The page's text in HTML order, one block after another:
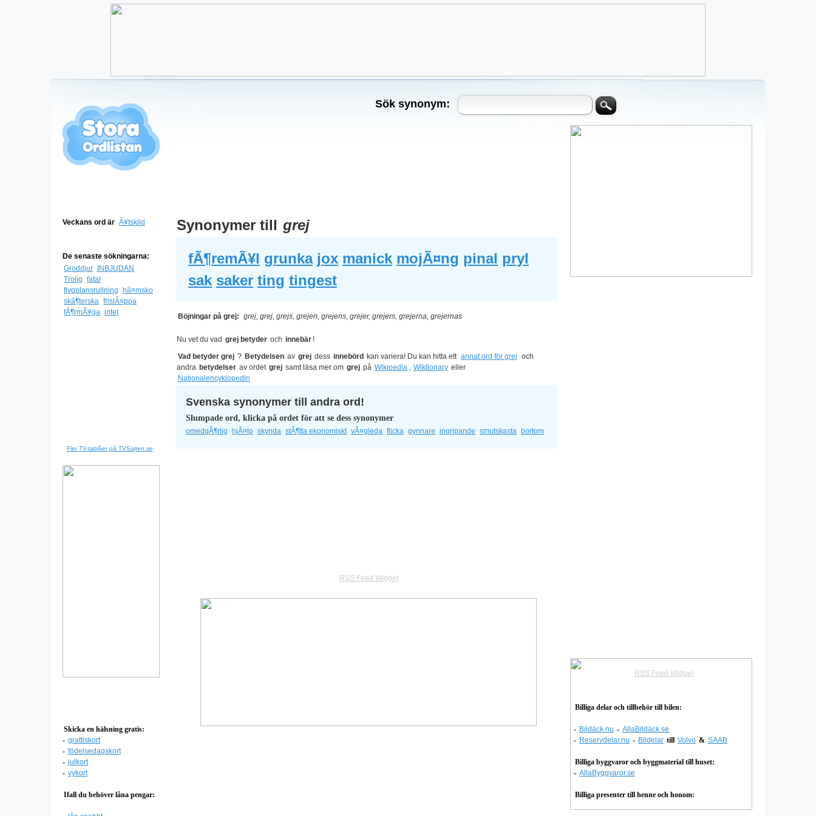
Veckans ord är Ã¥tskild
De senaste sökningarna:
Groddjur
INBJUDAN
Trolig fatal
flygplansrullning
hã¤msko
skã¶terska frislÃ¤ppa
fÃ¶rmÃ¥ga intet
Fler TV-tablåer på TVSajten.se
Skicka en hälsning gratis:
- grattiskort
- födelsedagskort
- julkort
- vykort
Ifall du behöver låna pengar:
RSS Feed Widget
Billiga delar och tillbehör till bilen:
- Bildäck.nu - AllaBildäck.se
- Reservdelar.nu - Bildelar till Volvo & SAAB
Billiga byggvaror och byggmaterial till huset:
- AllaByggvaror.se
Billiga presenter till henne och honom:
Sök synonym:
Synonymer till grej
fÃ¶remÃ¥l grunka jox manick mojÃ¤ng pinal pryl
sak saker ting tingest
Böjningar på grej: grej, grej, grejs, grejen, grejens, grejer, grejers, grejerna, grejernas
Nu vet du vad grej betyder och innebär !
Vad betyder grej ? Betydelsen av grej dess innebörd kan variera! Du kan hitta ett annat ord för grej och
andra betydelser av ordet grej samt läsa mer om grej på Wikipedia , Wiktionary eller
Nationalencyklopedin
Svenska synonymer till andra ord!
Slumpade ord, klicka på ordet för att se dess synonymer
omedgÃ¶rlig hjÃ¤lp skynda stÃ¶tta ekonomiskt vÃ¤gleda flicka gynnare ingripande smutskasta bortom
RSS Feed Widget